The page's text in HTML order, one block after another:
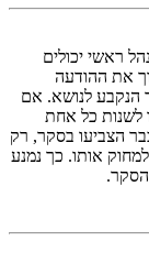
ראשי יכולים
את ההודעה
הנקבע לנושא. אם
לשנות כל אחת
הצביעו בסקר, רק
אותו. כך נמנע